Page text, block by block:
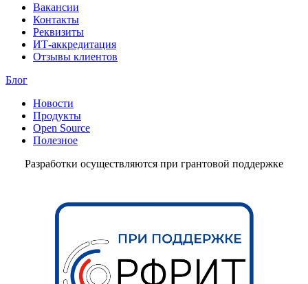
Вакансии
Контакты
Реквизиты
ИТ-аккредитация
Отзывы клиентов
Блог
Новости
Продукты
Open Source
Полезное
Разработки осуществляются при грантовой поддержке